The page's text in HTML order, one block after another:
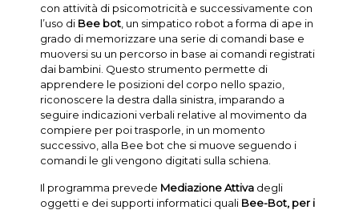
con attività di psicomotricità e successivamente con
l’uso di Bee bot, un simpatico robot a forma di ape in
grado di memorizzare una serie di comandi base e
muoversi su un percorso in base ai comandi registrati
dai bambini. Questo strumento permette di
apprendere le posizioni del corpo nello spazio,
riconoscere la destra dalla sinistra, imparando a
seguire indicazioni verbali relative al movimento da
compiere per poi trasporle, in un momento
successivo, alla Bee bot che si muove seguendo i
comandi le gli vengono digitati sulla schiena.
Il programma prevede Mediazione Attivadegli
oggetti e dei supporti informatici quali Bee-Bot, per i